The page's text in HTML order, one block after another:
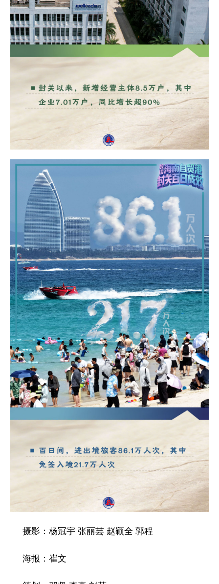
摄影：杨冠宇 张丽芸 赵颖全 郭程
海报：崔文